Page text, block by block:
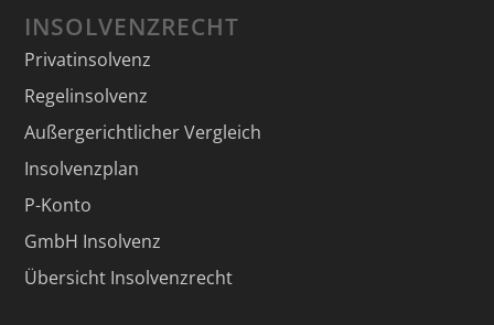
INSOLVENZRECHT
Privatinsolvenz
Regelinsolvenz
Außergerichtlicher Vergleich
Insolvenzplan
P-Konto
GmbH Insolvenz
Übersicht Insolvenzrecht